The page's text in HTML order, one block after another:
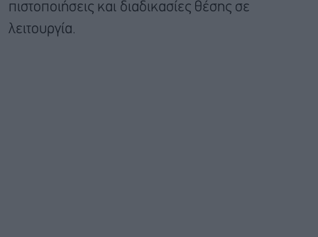
πιστοποιήσεις και διαδικασίες θέσης σε
λειτουργία.